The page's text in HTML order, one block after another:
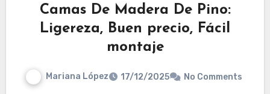
Camas De Madera De Pino:
Ligereza, Buen precio, Fácil
montaje
Mariana López 17/12/2025 No Comments